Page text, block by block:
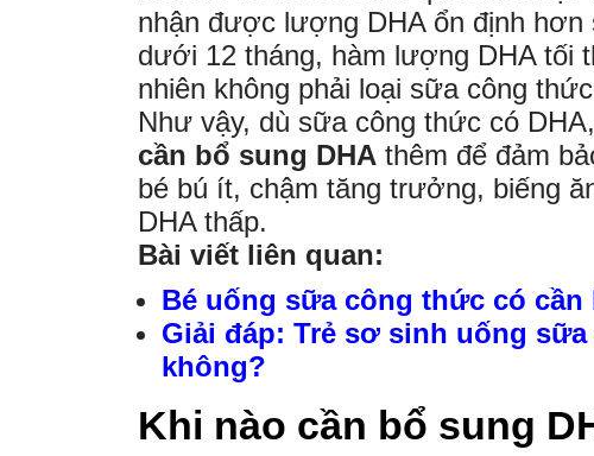
nhận được lượng DHA ổn định
dưới 12 tháng, hàm lượng DHA tối
nhiên không phải loại sữa công
Như vậy, dù sữa công thức có
cần bổ sung DHA thêm để đảm
bé bú ít, chậm tăng trưởng, biếng
DHA thấp.
Bài viết liên quan:
Bé uống sữa công thức có
Giải đáp: Trẻ sơ sinh uống
không?
Khi nào cần bổ sung